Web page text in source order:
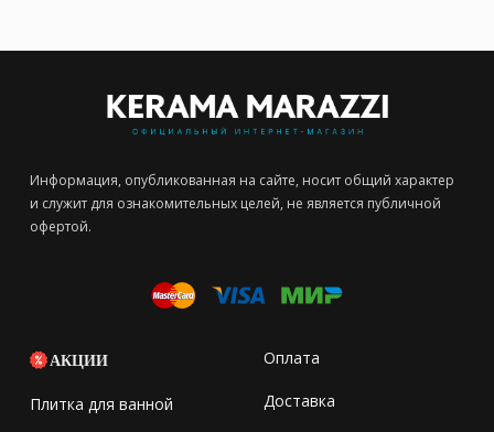
Информация, опубликованная на сайте, носит общий характер
и служит для ознакомительных целей, не является публичной
офертой.
АКЦИИ
Плитка для ванной
Оплата
Доставка